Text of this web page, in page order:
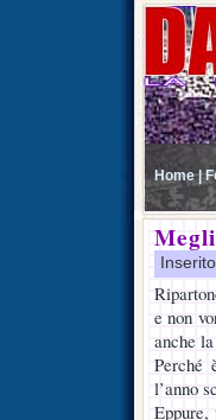
Home |
e non
anche
Perché
l’anno
Eppure,